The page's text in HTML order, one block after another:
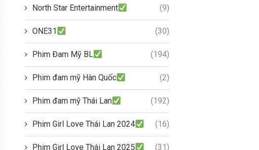
North Star Entertainment (9)
ONE31 (30)
Phim Đam Mỹ BL (194)
Phim đam mỹ Hàn Quốc (2)
Phim đam mỹ Thái Lan (192)
Phim Girl Love Thái Lan 2024 (16)
Phim Girl Love Thái Lan 2025 (31)